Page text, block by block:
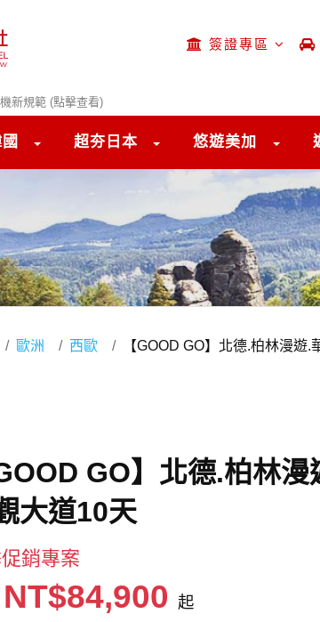
簽證專區
新規範 (點擊查看)
超夯日本 悠遊美加
歐洲 西歐 【GOOD GO】北德.柏林漫
GOOD GO】北德.柏林
大道10天
銷專案
NT$84,900起